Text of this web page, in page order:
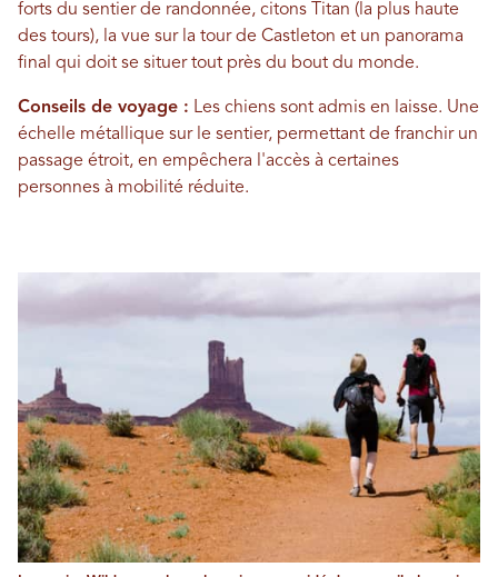
forts du sentier de randonnée, citons Titan (la plus haute
des tours), la vue sur la tour de Castleton et un panorama
final qui doit se situer tout près du bout du monde.
Conseils de voyage : Les chiens sont admis en laisse. Une
échelle métallique sur le sentier, permettant de franchir un
passage étroit, en empêchera l'accès à certaines
personnes à mobilité réduite.